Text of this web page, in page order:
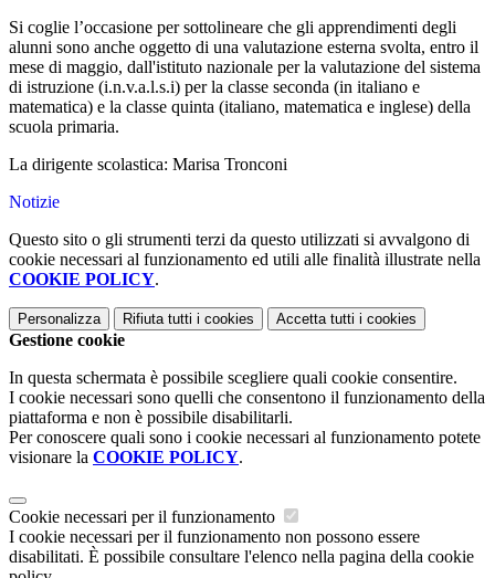
Si coglie l’occasione per sottolineare che gli apprendimenti degli
alunni sono anche oggetto di una valutazione esterna svolta, entro il
mese di maggio, dall'istituto nazionale per la valutazione del sistema
di istruzione (i.n.v.a.l.s.i) per la classe seconda (in italiano e
matematica) e la classe quinta (italiano, matematica e inglese) della
scuola primaria.
La dirigente scolastica: Marisa Tronconi
Notizie
Questo sito o gli strumenti terzi da questo utilizzati si avvalgono di
cookie necessari al funzionamento ed utili alle finalità illustrate nella
COOKIE POLICY.
Personalizza Rifiuta tutti i cookies Accetta tutti i cookies
Gestione cookie
In questa schermata è possibile scegliere quali cookie consentire.
I cookie necessari sono quelli che consentono il funzionamento della
piattaforma e non è possibile disabilitarli.
Per conoscere quali sono i cookie necessari al funzionamento potete
visionare la COOKIE POLICY.
Cookie necessari per il funzionamento
I cookie necessari per il funzionamento non possono essere
disabilitati. È possibile consultare l'elenco nella pagina della cookie